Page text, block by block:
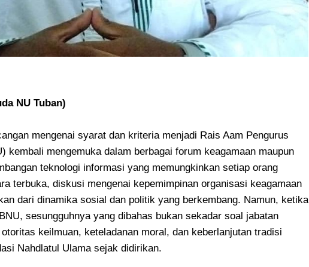
NU Tuban)
mengenai syarat dan kriteria menjadi Rais Aam Pengurus
kembali mengemuka dalam berbagai forum keagamaan maupun
teknologi informasi yang memungkinkan setiap orang
terbuka, diskusi mengenai kepemimpinan organisasi keagamaan
dari dinamika sosial dan politik yang berkembang. Namun, ketika
sesungguhnya yang dibahas bukan sekadar soal jabatan
keilmuan, keteladanan moral, dan keberlanjutan tradisi
Nahdlatul Ulama sejak didirikan.